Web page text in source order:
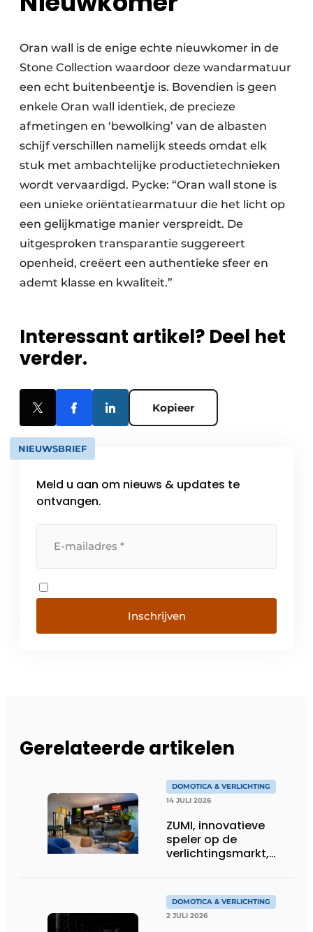
Oran wall is de enige echte nieuwkomer in de
Stone Collection waardoor deze wandarmatuur
een echt buitenbeentje is. Bovendien is geen
enkele Oran wall identiek, de precieze
afmetingen en ‘bewolking’ van de albasten
schijf verschillen namelijk steeds omdat elk
stuk met ambachtelijke productietechnieken
wordt vervaardigd. Pycke: “Oran wall stone is
een unieke oriëntatiearmatuur die het licht op
een gelijkmatige manier verspreidt. De
uitgesproken transparantie suggereert
openheid, creëert een authentieke sfeer en
ademt klasse en kwaliteit.”
Interessant artikel? Deel het
verder.
Kopieer
NIEUWSBRIEF
Meld u aan om nieuws & updates te
ontvangen.
Inschrijven
Gerelateerde artikelen
DOMOTICA & VERLICHTING
14 JULI 2026
ZUMI, innovatieve
speler op de
verlichtingsmarkt,
DOMOTICA & VERLICHTING
2 JULI 2026